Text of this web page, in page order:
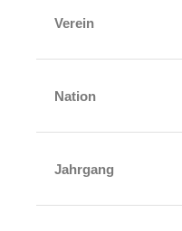
Verein
Nation
Jahrgang